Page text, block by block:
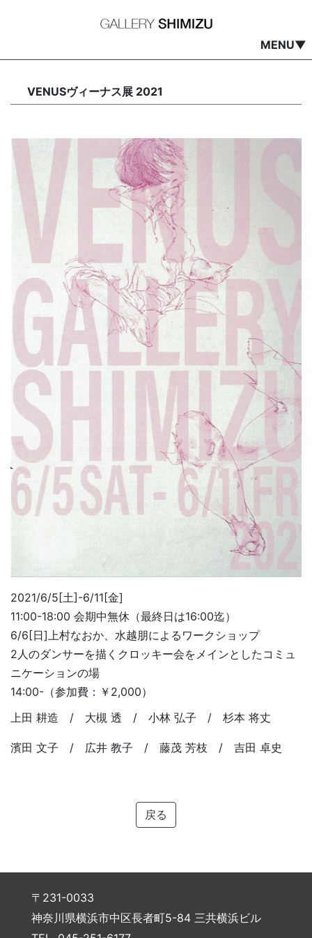
MENU▼
VENUSヴィーナス展 2021
2021/6/5[土]-6/11[金]
11:00-18:00 会期中無休（最終日は16:00迄）
6/6[日]上村なおか、水越朋によるワークショップ
2人のダンサーを描くクロッキー会をメインとしたコミュ
ニケーションの場
14:00-（参加費：￥2,000）
上田 耕造 / 大槻 透 / 小林 弘子 / 杉本 将丈
濱田 文子 / 広井 教子 / 藤茂 芳枝 / 吉田 卓史
戻る
〒231-0033
神奈川県横浜市中区長者町5-84 三共横浜ビル